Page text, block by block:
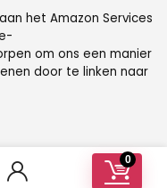
0
het Amazon Services
om ons een manier
door te linken naar
voorbehouden.